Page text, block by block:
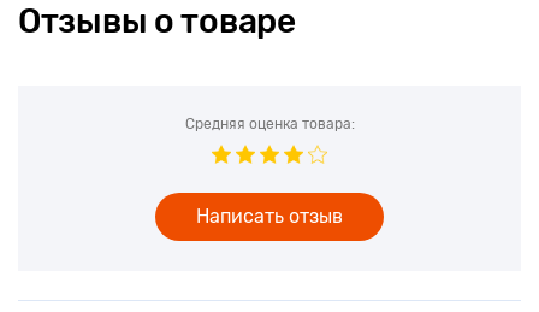
Отзывы о товаре
Средняя оценка товара:
Написать отзыв